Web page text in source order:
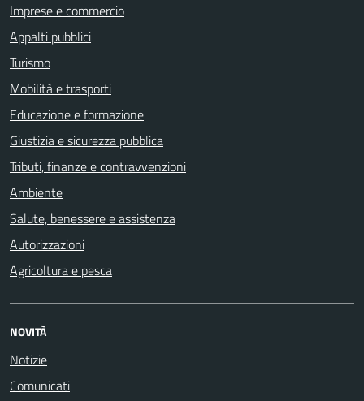
Imprese e commercio
Appalti pubblici
Turismo
Mobilità e trasporti
Educazione e formazione
Giustizia e sicurezza pubblica
Tributi, finanze e contravvenzioni
Ambiente
Salute, benessere e assistenza
Autorizzazioni
Agricoltura e pesca
NOVITÀ
Notizie
Comunicati